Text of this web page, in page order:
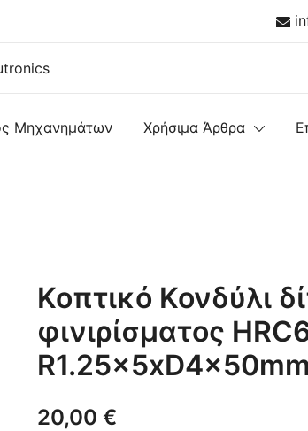
με τον κλάδο της
ύλες για συστήματα
Μηχανημάτων Χρήσιμα Άρθρα
Κοπτικό Κονδύλι
φινιρίσματος
R1.25x5xD4x50mm
20,00 €